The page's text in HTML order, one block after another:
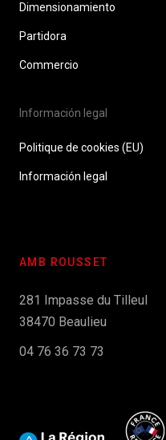
Dimensionamiento
Partidora
Commercio
Información legal
Politique de cookies (EU)
Información legal
AMB ROUSSET
281 Impasse du Tilleul
38470 Beaulieu
04 76 36 73 73